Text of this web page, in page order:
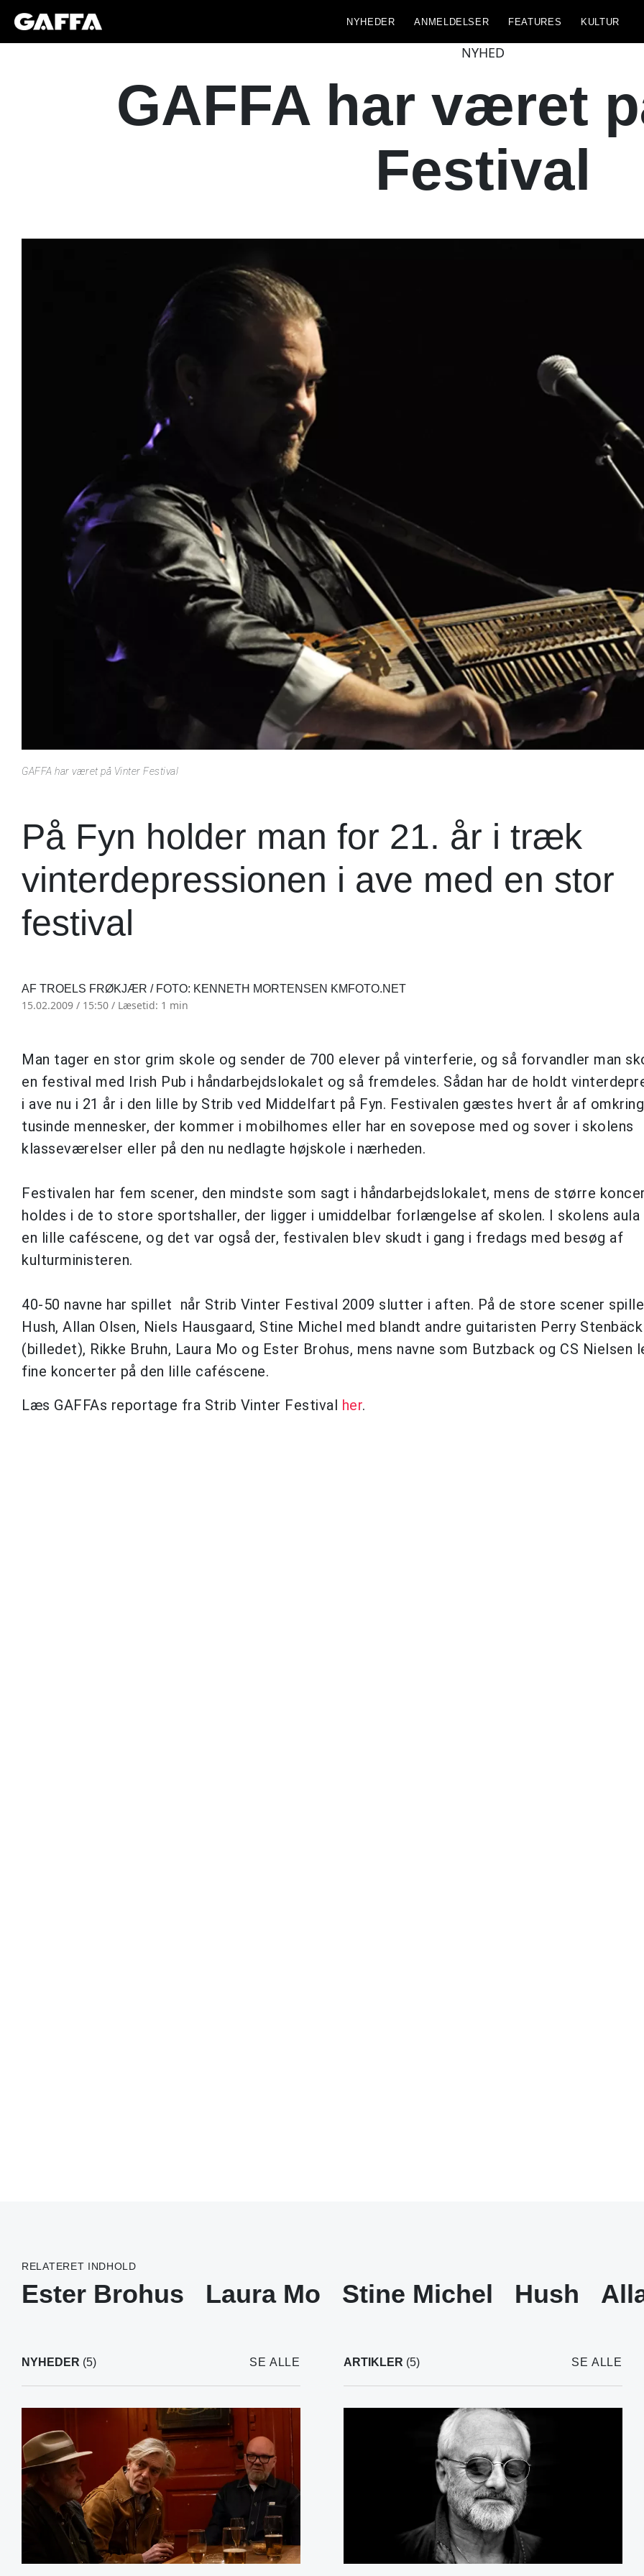
NYHEDER ANMELDELSER FEATURES KULTUR
NYHED
GAFFA har været
Festival
GAFFA har været på Vinter Festival
På Fyn holder man for 21. år i træk
vinterdepressionen i ave med en stor
festival
AF TROELS FRØKJÆR / FOTO: KENNETH MORTENSEN KMFOTO.NET
15.02.2009 / 15:50 / Læsetid: 1 min
Man tager en stor grim skole og sender de 700 elever på vinterferie, og så forvandler man
en festival med Irish Pub i håndarbejdslokalet og så fremdeles. Sådan har de holdt
i ave nu i 21 år i den lille by Strib ved Middelfart på Fyn. Festivalen gæstes hvert år af
tusinde mennesker, der kommer i mobilhomes eller har en sovepose med og sover i skolens
klasseværelser eller på den nu nedlagte højskole i nærheden.
Festivalen har fem scener, den mindste som sagt i håndarbejdslokalet, mens de større
holdes i de to store sportshaller, der ligger i umiddelbar forlængelse af skolen. I skolens aula
en lille caféscene, og det var også der, festivalen blev skudt i gang i fredags med besøg af
kulturministeren.
40-50 navne har spillet når Strib Vinter Festival 2009 slutter i aften. På de store scener
Hush, Allan Olsen, Niels Hausgaard, Stine Michel med blandt andre guitaristen Perry Stenbäck
(billedet), Rikke Bruhn, Laura Mo og Ester Brohus, mens navne som Butzback og CS Nielsen
fine koncerter på den lille caféscene.
Læs GAFFAs reportage fra Strib Vinter Festival her.
RELATERET INDHOLD
Ester Brohus Laura Mo Stine Michel Hush
NYHEDER (5) SE ALLE ARTIKLER (5) SE ALLE